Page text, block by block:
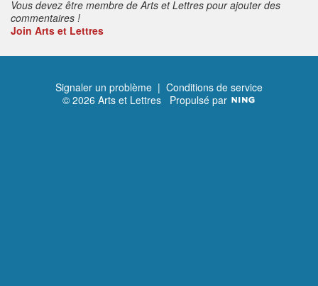
Vous devez être membre de Arts et Lettres pour ajouter des
commentaires !
Join Arts et Lettres
Signaler un problème | Conditions de service
© 2026 Arts et Lettres Propulsé par